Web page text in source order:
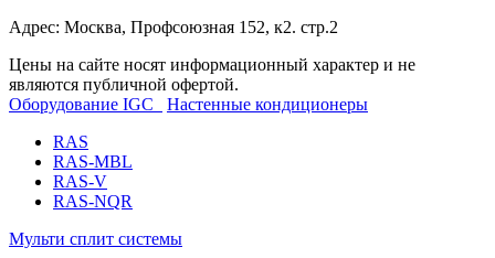
Адрес: Москва, Профсоюзная 152, к2. стр.2
Цены на сайте носят информационный характер и не
являются публичной офертой.
Оборудование IGC
Настенные кондиционеры
RAS
RAS-MBL
RAS-V
RAS-NQR
Мульти сплит системы